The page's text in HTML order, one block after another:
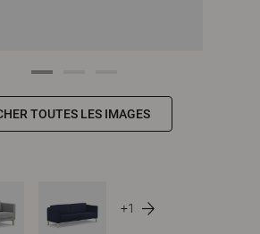
TOUTES LES IMAGES
+1